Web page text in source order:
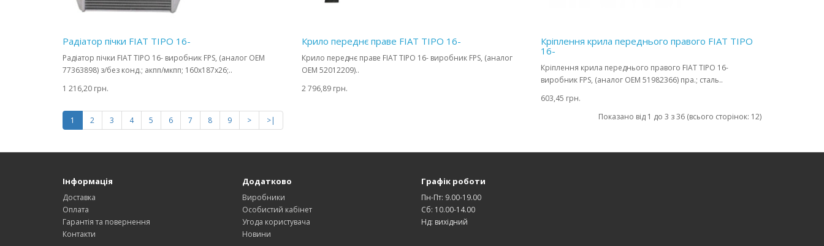
Радіатор пічки FIAT TIPO 16-
Радіатор пічки FIAT TIPO 16- виробник FPS, (аналог OEM
77363898) з/без конд.; акпп/мкпп; 160x187x26;..
1 216,20 грн.
Крило переднє праве FIAT TIPO 16-
Крило переднє праве FIAT TIPO 16- виробник FPS, (аналог
OEM 52012209)..
2 796,89 грн.
Кріплення крила переднього правого FIAT TIPO
16-
Кріплення крила переднього правого FIAT TIPO 16-
виробник FPS, (аналог OEM 51982366) пра.; сталь..
603,45 грн.
1 2 3 4 5 6 7 8 9 > >| Показано від 1 до 3 з 36 (всього сторінок: 12)
Інформація
Доставка
Оплата
Гарантія та повернення
Контакти
Додатково
Виробники
Особистий кабінет
Угода користувача
Новини
Графік роботи
Пн-Пт: 9.00-19.00
Сб: 10.00-14.00
Нд: вихідний